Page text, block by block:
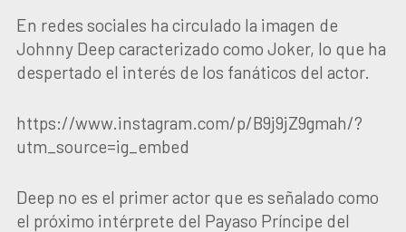
En redes sociales ha circulado la imagen de
Johnny Deep caracterizado como Joker, lo que ha
despertado el interés de los fanáticos del actor.
https://www.instagram.com/p/B9j9jZ9gmah/?
utm_source=ig_embed
Deep no es el primer actor que es señalado como
el próximo intérprete del Payaso Príncipe del